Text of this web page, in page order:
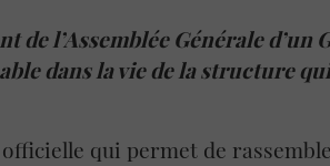
de l’Assemblée Générale d’un
dans la vie de la structure
qui permet de